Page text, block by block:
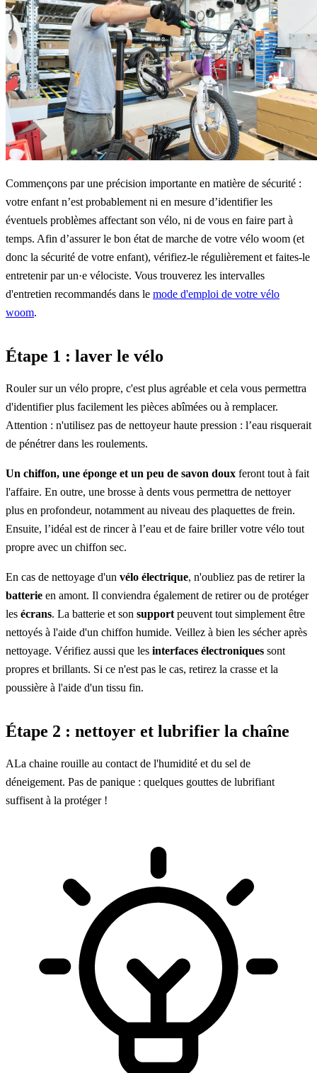
Commençons par une précision importante en matière de sécurité :
votre enfant n’est probablement ni en mesure d’identifier les
éventuels problèmes affectant son vélo, ni de vous en faire part à
temps. Afin d’assurer le bon état de marche de votre vélo woom (et
donc la sécurité de votre enfant), vérifiez-le régulièrement et faites-le
entretenir par un·e vélociste. Vous trouverez les intervalles
d'entretien recommandés dans le mode d'emploi de votre vélo
woom.
Étape 1 : laver le vélo
Rouler sur un vélo propre, c'est plus agréable et cela vous permettra
d'identifier plus facilement les pièces abîmées ou à remplacer.
Attention : n'utilisez pas de nettoyeur haute pression : l’eau risquerait
de pénétrer dans les roulements.
Un chiffon, une éponge et un peu de savon doux feront tout à fait
l'affaire. En outre, une brosse à dents vous permettra de nettoyer
plus en profondeur, notamment au niveau des plaquettes de frein.
Ensuite, l’idéal est de rincer à l’eau et de faire briller votre vélo tout
propre avec un chiffon sec.
En cas de nettoyage d'un vélo électrique, n'oubliez pas de retirer la
batterie en amont. Il conviendra également de retirer ou de protéger
les écrans. La batterie et son support peuvent tout simplement être
nettoyés à l'aide d'un chiffon humide. Veillez à bien les sécher après
nettoyage. Vérifiez aussi que les interfaces électroniques sont
propres et brillants. Si ce n'est pas le cas, retirez la crasse et la
poussière à l'aide d'un tissu fin.
Étape 2 : nettoyer et lubrifier la chaîne
ALa chaine rouille au contact de l'humidité et du sel de
déneigement. Pas de panique : quelques gouttes de lubrifiant
suffisent à la protéger !